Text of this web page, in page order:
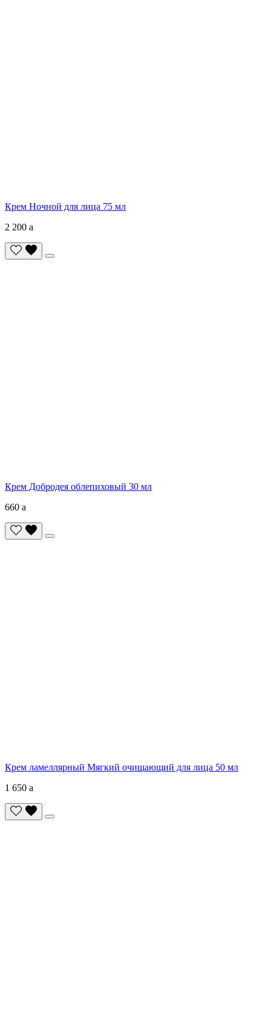
Крем Ночной для лица 75 мл
2 200 a
Крем Добродея облепиховый 30 мл
660 a
Крем ламеллярный Мягкий очищающий для лица 50 мл
1 650 a